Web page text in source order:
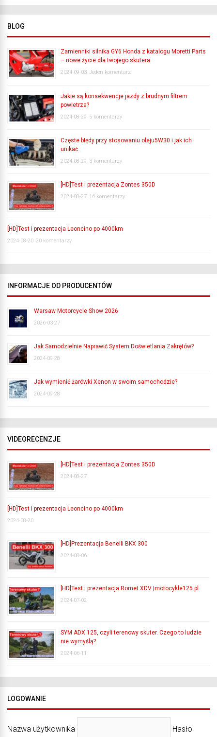
BLOG
Zamienniki silnika GY6 Honda z katalogu Moretti Parts
– nowe życie dla twojego skutera
2024-09-03 Jeden komentarz
Jakie są konsekwencje jazdy z brudnym filtrem
powietrza?
2024-08-29 5 komentarzy
Częste błędy przy stosowaniu oleju5W30 i jak ich
unikać
2024-08-29 3 komentarzy
[HD]Test i prezentacja Zontes 350D
2024-08-27 16 komentarzy
[HD]Test i prezentacja Leoncino po 4000km
2024-08-20 20 komentarzy
INFORMACJE OD PRODUCENTÓW
Warsaw Motorcycle Show 2026
2026-03-27
Jak Samodzielnie Naprawić System Doświetlania Zakrętów?
2024-09-28
Jak wymienić żarówki Xenon w swoim samochodzie?
2024-09-28
VIDEORECENZJE
[HD]Test i prezentacja Zontes 350D
2024-08-27
[HD]Test i prezentacja Leoncino po 4000km
2024-08-20
[HD]Prezentacja Benelli BKX 300
2024-08-06
[HD]Test i prezentacja Romet XDV |motocykle125.pl
2024-07-02
SYM ADX 125, czyli terenowy skuter. Czego to ludzie
nie wymyślą?
2024-06-11
LOGOWANIE
Nazwa użytkownika Hasło